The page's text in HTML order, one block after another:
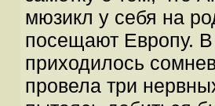
мюзикл у себя на
посещают Европу. В
приходилось
провела три